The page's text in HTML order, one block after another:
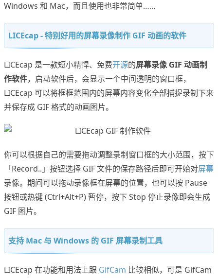
Windows 和 Mac，而且使用也非常简单……
LICEcap - 特别好用的屏幕录像制作 GIF 动画的软件
LICEcap 是一款短小精悍、免费开源的屏幕录像 GIF 动画制
作软件，启动软件后，会显示一个中间透明的窗口框，
LICEcap 可以将框框范围内的屏幕内容变化全部捕捉录制下来
并保存成 GIF 格式的动画图片。
你可以根据自己的需要拖动调整录制窗口框的大小范围，按下
「Record..」按钮选择 GIF 文件的保存路径后即可开始对屏幕
录像。期间可以拖动录像框在屏幕的位置，也可以按 Pause
按钮或热键 (Ctrl+Alt+P) 暂停，按下 Stop 停止录像即会生成
GIF 图片。
支持 Mac 与 Windows 的 GIF 屏幕录制工具
LICEcap 在功能和用法上跟 GifCam 比较相似，可是 GifCam